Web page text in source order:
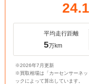
24.1
平均走行距離
5万km
※2026年7月更新
※買取相場は「カーセンサーネ
ックによって算出しています。